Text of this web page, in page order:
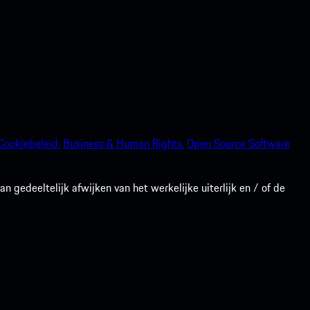
Business & Human Rights.Open Source Software
gedeeltelijk afwijken van het werkelijke uiterlijk en / of de